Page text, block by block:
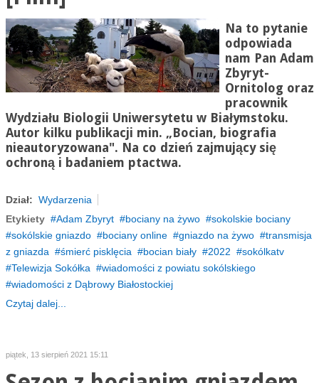
Na to pytanie
odpowiada
nam Pan Adam
Zbyryt-
Ornitolog oraz
pracownik
Wydziału Biologii Uniwersytetu w Białymstoku.
Autor kilku publikacji min. „Bocian, biografia
nieautoryzowana". Na co dzień zajmujący się
ochroną i badaniem ptactwa.
Dział: Wydarzenia
Etykiety
Adam Zbyryt bociany na żywo
sokolskie bociany
sokólskie gniazdo
bociany online gniazdo na żywo
transmisja
z gniazda
śmierć pisklęcia bocian biały 2022
sokólkatv
Telewizja Sokółka
wiadomości z powiatu sokólskiego
wiadomości z Dąbrowy Białostockiej
Czytaj dalej...
piątek, 13 sierpień 2021 15:11